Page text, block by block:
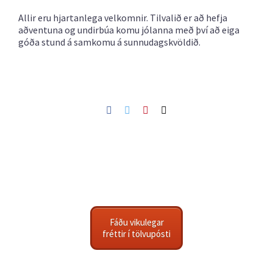
Allir eru hjartanlega velkomnir. Tilvalið er að hefja
aðventuna og undirbúa komu jólanna með því að eiga
góða stund á samkomu á sunnudagskvöldið.
Facebook
TwitterPinterest
Fáðu vikulegar
fréttir í tölvupósti